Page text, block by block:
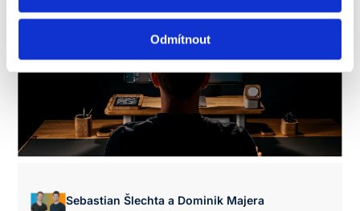
Odmítnout
Sebastian Šlechta a Dominik Majera